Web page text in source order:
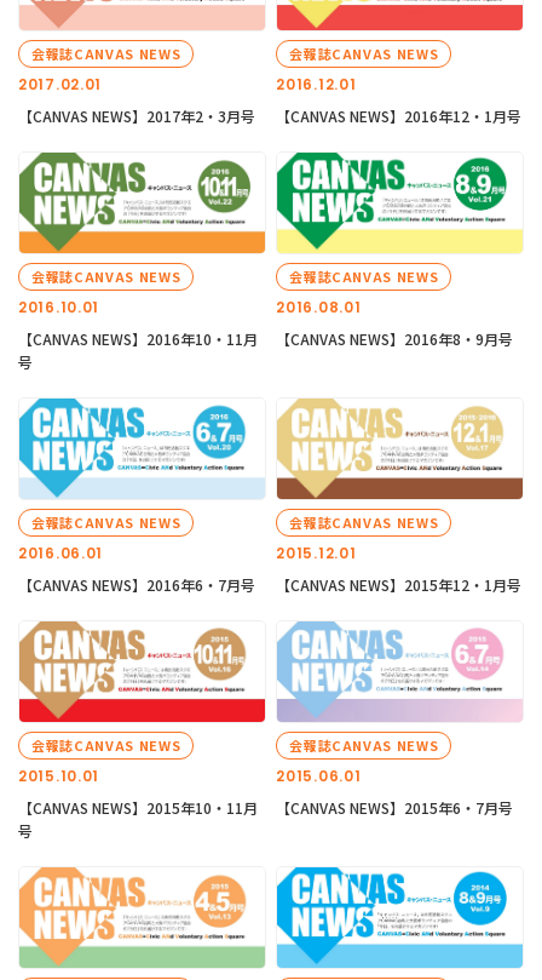
2017.02.01
会報誌CANVAS NEWS
【CANVAS NEWS】2017年2・3月号
2016.12.01
会報誌CANVAS NEWS
【CANVAS NEWS】2016年12・1月号
2016.10.01
会報誌CANVAS NEWS
【CANVAS NEWS】2016年10・11月
号
2016.08.01
会報誌CANVAS NEWS
【CANVAS NEWS】2016年8・9月号
2016.06.01
会報誌CANVAS NEWS
【CANVAS NEWS】2016年6・7月号
2015.12.01
会報誌CANVAS NEWS
【CANVAS NEWS】2015年12・1月号
2015.10.01
会報誌CANVAS NEWS
【CANVAS NEWS】2015年10・11月
号
2015.06.01
会報誌CANVAS NEWS
【CANVAS NEWS】2015年6・7月号